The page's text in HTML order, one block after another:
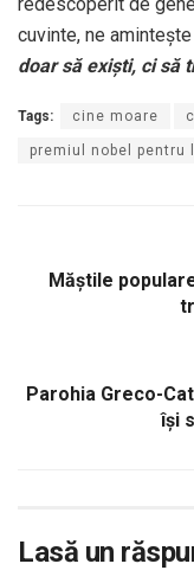
cuvinte, ne
doar să exiști, ci să
Tags: cine moare
premiul nobel pentru
Măștile
Parohia Greco-
își
Lasă un